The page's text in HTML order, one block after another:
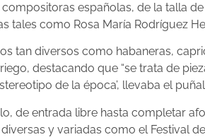
españolas, de la talla
tales como Rosa María Rodríguez
tan diversos como habaneras,
destacando que “se trata de
de la época’, llevaba el
de entrada libre hasta completar
y variadas como el Festival